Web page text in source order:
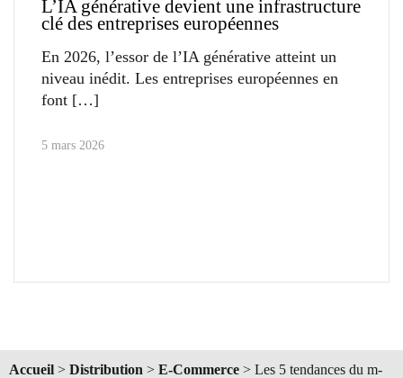
L’IA générative devient une infrastructure
clé des entreprises européennes
En 2026, l’essor de l’IA générative atteint un
niveau inédit. Les entreprises européennes en
font
5 mars 2026
Accueil > Distribution > E-Commerce > Les 5 tendances du m-